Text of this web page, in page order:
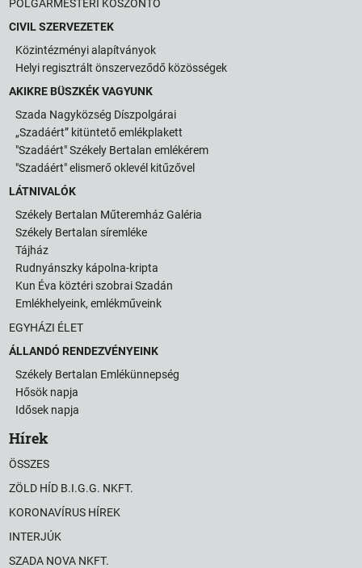
POLGÁRMESTERI KÖSZÖNTŐ
CIVIL SZERVEZETEK
Közintézményi alapítványok
Helyi regisztrált önszerveződő közösségek
AKIKRE BÜSZKÉK VAGYUNK
Szada Nagyközség Díszpolgárai
„Szadáért” kitüntető emlékplakett
"Szadáért" Székely Bertalan emlékérem
"Szadáért" elismerő oklevél kitűzővel
LÁTNIVALÓK
Székely Bertalan Műteremház Galéria
Székely Bertalan síremléke
Tájház
Rudnyánszky kápolna-kripta
Kun Éva köztéri szobrai Szadán
Emlékhelyeink, emlékműveink
EGYHÁZI ÉLET
ÁLLANDÓ RENDEZVÉNYEINK
Székely Bertalan Emlékünnepség
Hősök napja
Idősek napja
Hírek
ÖSSZES
ZÖLD HÍD B.I.G.G. NKFT.
KORONAVÍRUS HÍREK
INTERJÚK
SZADA NOVA NKFT.